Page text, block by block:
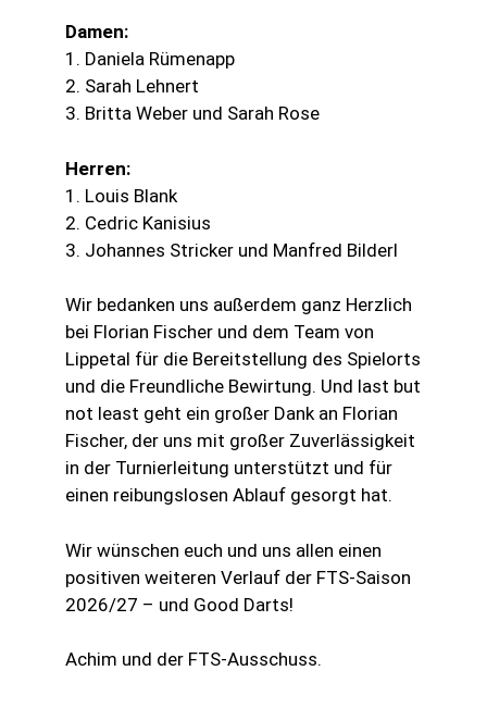
Damen:
1. Daniela Rümenapp
2. Sarah Lehnert
3. Britta Weber und Sarah Rose
Herren:
1. Louis Blank
2. Cedric Kanisius
3. Johannes Stricker und Manfred Bilderl
Wir bedanken uns außerdem ganz Herzlich
bei Florian Fischer und dem Team von
Lippetal für die Bereitstellung des Spielorts
und die Freundliche Bewirtung. Und last but
not least geht ein großer Dank an Florian
Fischer, der uns mit großer Zuverlässigkeit
in der Turnierleitung unterstützt und für
einen reibungslosen Ablauf gesorgt hat.
Wir wünschen euch und uns allen einen
positiven weiteren Verlauf der FTS-Saison
2026/27 – und Good Darts!
Achim und der FTS-Ausschuss.